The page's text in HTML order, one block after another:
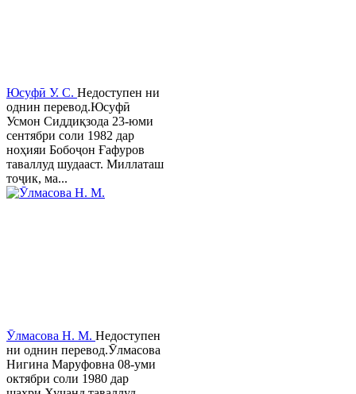
Юсуфӣ У. C. Недоступен ни
однин перевод.Юсуфӣ
Усмон Сиддиқзода 23-юми
сентябри соли 1982 дар
ноҳияи Бобоҷон Ғафуров
таваллуд шудааст. Миллаташ
тоҷик, ма...
Ӯлмасова Н. М. Недоступен
ни однин перевод.Ӯлмасова
Нигина Маруфовна 08-уми
октябри соли 1980 дар